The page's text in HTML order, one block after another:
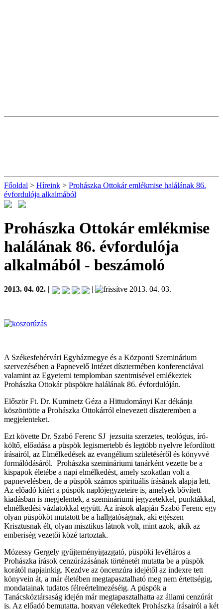
Főoldal > Híreink > Prohászka Ottokár emlékmise halálának 86.
évfordulója alkalmából
Prohászka Ottokár emlékmise
halálának 86. évfordulója
alkalmából - beszámoló
2013. 04. 02. | | 2013. 04. 03.
A Székesfehérvári Egyházmegye és a Központi Szeminárium
szervezésében a Papnevelő Intézet dísztermében konferenciával
valamint az Egyetemi templomban szentmisével emlékeztek
Prohászka Ottokár püspökre halálának 86. évfordulóján.
Először Ft. Dr. Kuminetz Géza a Hittudományi Kar dékánja
köszöntötte a Prohászka Ottokárról elnevezett díszteremben a
megjelenteket.
Ezt követte Dr. Szabó Ferenc SJ jezsuita szerzetes, teológus, író-
költő, előadása a püspök legismertebb és legtöbb nyelvre lefordított
írásairól, az Elmélkedések az evangélium születéséről és könyvvé
formálódásáról. Prohászka szemináriumi tanárként vezette be a
kispapok életébe a napi elmélkedést, amely szokatlan volt a
papnevelésben, de a püspök számos spirituális írásának alapja lett.
Az előadó kitért a püspök naplójegyzeteire is, amelyek bővített
kiadásban is megjelentek, a szemináriumi jegyzetekkel, punktákkal,
elmélkedési vázlatokkal együtt. Az írások alapján Szabó Ferenc egy
olyan püspököt mutatott be a hallgatóságnak, aki egészen
Krisztusnak élt, olyan misztikus látnok volt, mint azok, akik az
emberiség vezetői közé tartoztak.
Mózessy Gergely gyűjteményigazgató, püspöki levéltáros a
Prohászka írások cenzúrázásának történetét mutatta be a püspök
korától napjainkig. Kezdve az öncenzúra idejétől az indexre tett
könyvein át, a már életében megtapasztalható meg nem értettségig,
mondatainak tudatos félreértelmezéséig. A püspök a
Tanácsköztársaság idején már megtapasztalhatta az állami cenzúrát
is. Az előadó bemutatta, hogyan vélekedtek Prohászka írásairól a két